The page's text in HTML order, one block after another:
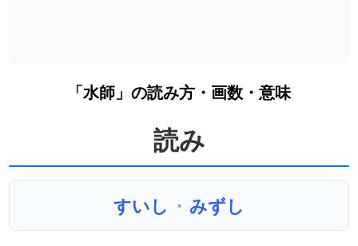
「水師」の読み方・画数・意味
読み
すいし ・ みずし